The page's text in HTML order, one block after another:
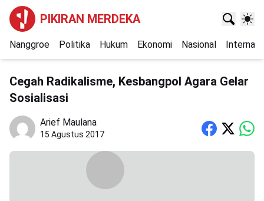
PIKIRAN MERDEKA
Nanggroe Politika Hukum Ekonomi Nasional
Cegah Radikalisme, Kesbangpol Agara Gelar
Sosialisasi
Arief Maulana
15 Agustus 2017